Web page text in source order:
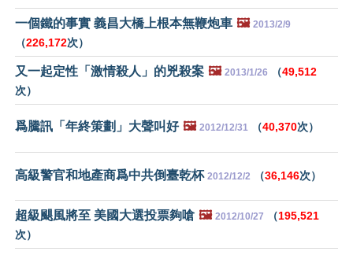
一個鐵的事實 義昌大橋上根本無鞭炮車 🖼️ 2013/2/9
（226,172次）
又一起定性「激情殺人」的兇殺案 🖼️ 2013/1/26 （49,512
次）
爲騰訊「年終策劃」大聲叫好 🖼️ 2012/12/31 （40,370次）
高級警官和地產商爲中共倒臺乾杯 2012/12/2 （36,146次）
超級颶風將至 美國大選投票夠嗆 🖼️ 2012/10/27 （195,521
次）